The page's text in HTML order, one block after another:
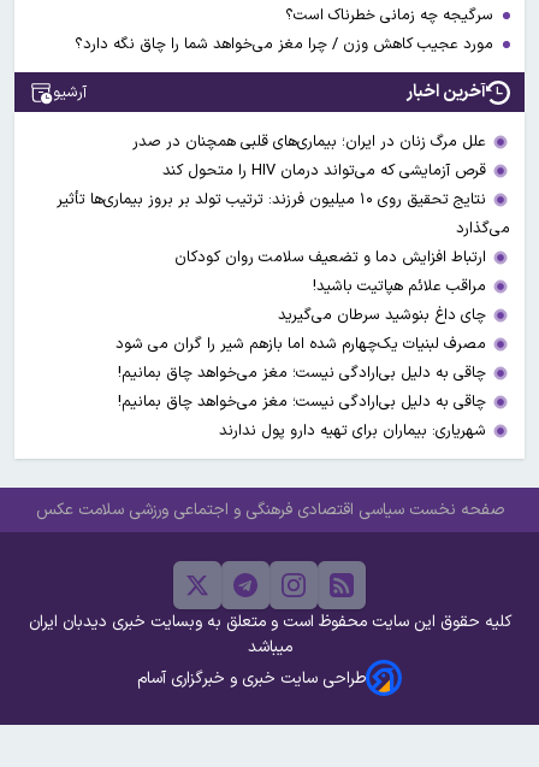
سرگیجه چه زمانی خطرناک است؟
مورد عجیب کاهش وزن / چرا مغز می‌خواهد شما را چاق نگه دارد؟
آخرین اخبار آرشیو
علل مرگ زنان در ایران؛ بیماری‌های قلبی همچنان در صدر
قرص آزمایشی که می‌تواند درمان HIV را متحول کند
نتایج تحقیق روی ۱۰ میلیون فرزند: ترتیب تولد بر بروز بیماری‌ها تأثیر
می‌گذارد
ارتباط افزایش دما و تضعیف سلامت روان کودکان
مراقب علائم هپاتیت باشید!
چای داغ بنوشید سرطان می‌گیرید
مصرف لبنیات یک‌چهارم شده اما بازهم شیر را گران می‌ شود
چاقی به دلیل بی‌ارادگی نیست؛ مغز می‌خواهد چاق بمانیم!
چاقی به دلیل بی‌ارادگی نیست؛ مغز می‌خواهد چاق بمانیم!
شهریاری: بیماران برای تهیه دارو پول ندارند
صفحه نخست سیاسی اقتصادی فرهنگی و اجتماعی ورزشی سلامت عکس
کلیه حقوق این سایت محفوظ است و متعلق به وبسایت خبری دیدبان ایران
میباشد
طراحی سایت خبری و خبرگزاری آسام